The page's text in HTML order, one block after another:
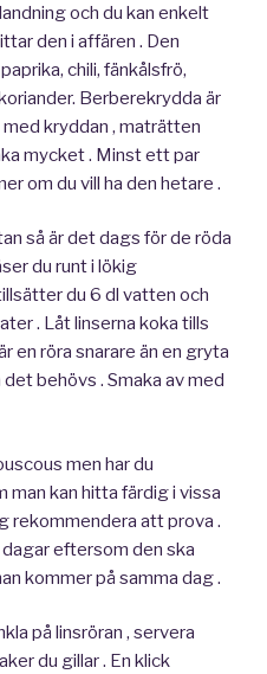
och du kan enkelt
den i affären . Den
chili, fänkålsfrö,
Berberekrydda är
kryddan , maträtten
mycket . Minst ett par
om du vill ha den hetare .
så är det dags för de röda
du runt i lökig
du 6 dl vatten och
. Låt linserna koka tills
en röra snarare än en gryta
behövs . Smaka av med
men har du
man kan hitta färdig i vissa
rekommendera att prova .
eftersom den ska
kommer på samma dag .
på linsröran , servera
du gillar . En klick